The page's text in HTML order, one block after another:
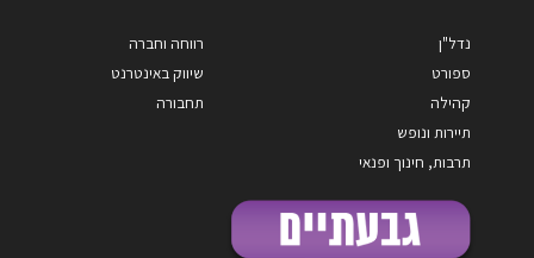
נדל"ן
ספורט
קהילה
תיירות ונופש
תרבות, חינוך ופנאי
רווחה וחברה
שיווק באינטרנט
תחבורה